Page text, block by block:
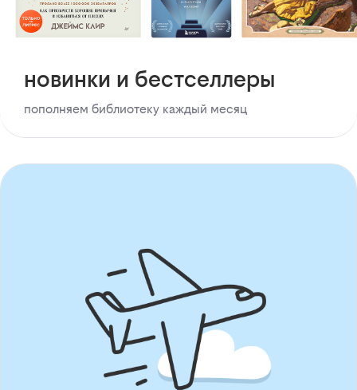
новинки и бестселлеры
пополняем библиотеку каждый месяц